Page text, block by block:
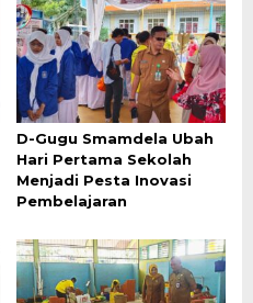
D-Gugu Smamdela Ubah
Hari Pertama Sekolah
Menjadi Pesta Inovasi
Pembelajaran